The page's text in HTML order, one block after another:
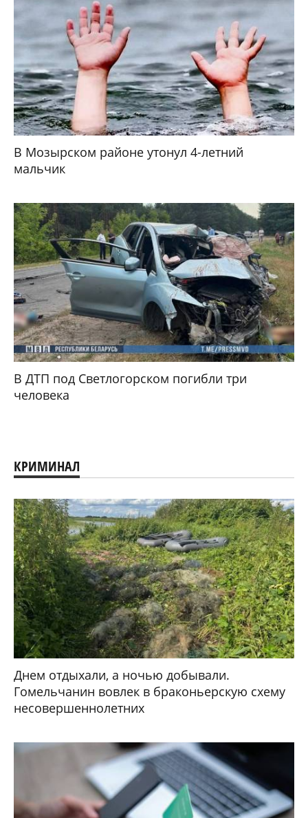
В Мозырском районе утонул 4-летний
мальчик
В ДТП под Светлогорском погибли три
человека
КРИМИНАЛ
Днем отдыхали, а ночью добывали.
Гомельчанин вовлек в браконьерскую схему
несовершеннолетних